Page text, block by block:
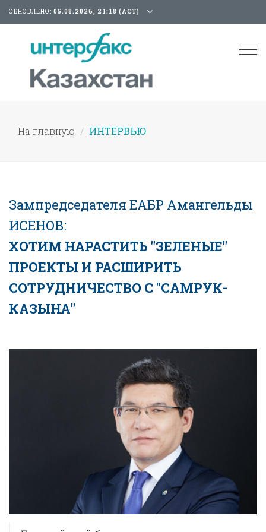
ОБНОВЛЕНО: 05.08.2026, 21:18 (АСТ)
На главную ИНТЕРВЬЮ
Зампредседателя ЕАБР Амангельды
ИСЕНОВ:
ХОТИМ НАРАСТИТЬ "ЗЕЛЕНЫЕ"
ПРОЕКТЫ И РАСШИРИТЬ
СОТРУДНИЧЕСТВО С "САМРУК-
КАЗЫНА"